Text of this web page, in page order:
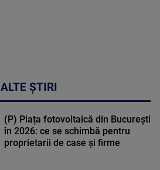
ALTE ȘTIRI
(P) Piața fotovoltaică din București
în 2026: ce se schimbă pentru
proprietarii de case și firme